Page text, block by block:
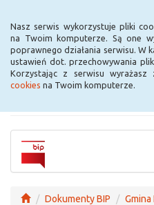
Nasz serwis wykorzystuje pliki
na Twoim komputerze. Są one
poprawnego działania serwisu. W
ustawień dot. przechowywania
Korzystając z serwisu wyrażasz
cookies na Twoim komputerze.
Urząd
Dokumenty BIP